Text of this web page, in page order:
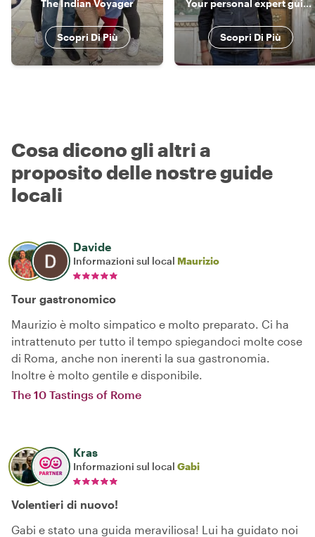
The Indian Voyager
Scopri Di Più
Your personal expert guide for Delhi, Agra & Jaipur!!
Scopri Di Più
Cosa dicono gli altri a
proposito delle nostre guide
locali
Davide
Informazioni sul local Maurizio
Tour gastronomico
Maurizio è molto simpatico e molto preparato. Ci ha
intrattenuto per tutto il tempo spiegandoci molte cose
di Roma, anche non inerenti la sua gastronomia.
Inoltre è molto gentile e disponibile.
The 10 Tastings of Rome
Kras
Informazioni sul local Gabi
Volentieri di nuovo!
Gabi e stato una guida meraviliosa! Lui ha guidato noi